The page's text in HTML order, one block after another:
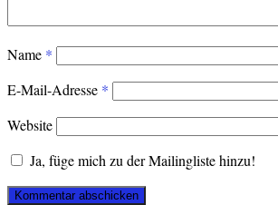
Name *
E-Mail-Adresse *
Website
Ja, füge mich zu der Mailingliste hinzu!